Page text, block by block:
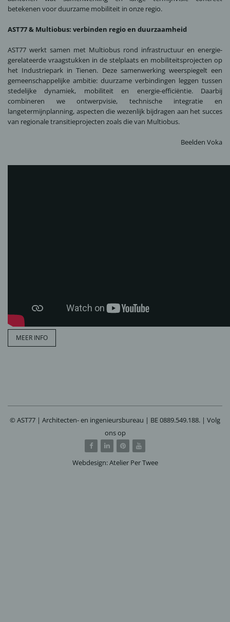
betekenen voor duurzame mobiliteit in onze regio.
AST77 & Multiobus: verbinden regio en duurzaamheid
AST77 werkt samen met Multiobus rond infrastructuur en energie-
gerelateerde vraagstukken in de stelplaats en mobiliteitsprojecten op
het Industriepark in Tienen. Deze samenwerking weerspiegelt een
gemeenschappelijke ambitie: duurzame verbindingen leggen tussen
stedelijke dynamiek, mobiliteit en energie-efficiëntie. Daarbij
combineren we ontwerpvisie, technische integratie en
langetermijnplanning, aspecten die wezenlijk bijdragen aan het succes
van regionale transitieprojecten zoals die van Multiobus.
Beelden Voka
MEER INFO
© AST77 | Architecten- en ingenieursbureau | BE 0889.549.188. | Volg
ons op
Webdesign: Atelier Per Twee